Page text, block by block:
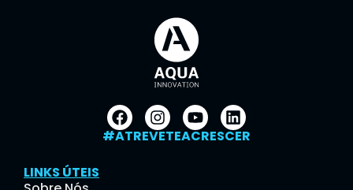
#ATREVETEACRESCER
LINKS ÚTEIS